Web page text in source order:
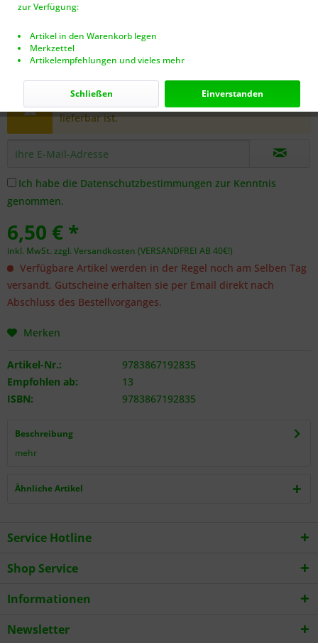
Dieser Artikel steht derzeit nicht zur Verfügung!
Benachrichtigen Sie mich, sobald der Artikel
lieferbar ist.
Ich habe die Datenschutzbestimmungen zur Kenntnis
genommen.
6,50 € *
inkl. MwSt. zzgl. Versandkosten (VERSANDFREI AB 40€!)
Verfügbare Artikel werden in der Regel noch am Selben Tag
versandt. Gutscheine erhalten sie per Email direkt nach
Abschluss des Bestellvorganges.
Merken
Artikel-Nr.:
9783867192835
Empfohlen ab:
13
ISBN:
9783867192835
Beschreibung
mehr
Ähnliche Artikel
Service Hotline
Shop Service
Informationen
Newsletter
zur Verfügung:
Artikel in den Warenkorb legen
Merkzettel
Artikelempfehlungen und vieles mehr
Einverstanden
Schließen